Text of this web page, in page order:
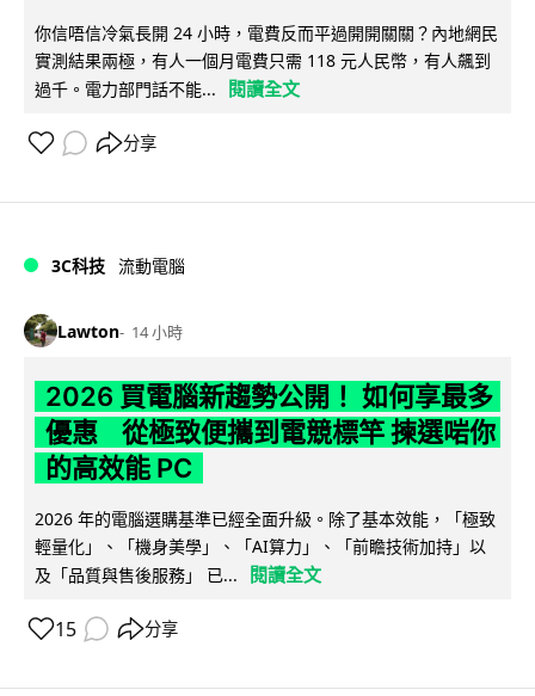
你信唔信冷氣長開 24 小時，電費反而平過開開關關？內地網民
實測結果兩極，有人一個月電費只需 118 元人民幣，有人飆到
過千。電力部門話不能...
閱讀全文
分享
3C科技 流動電腦
Lawton 14 小時
2026 買電腦新趨勢公開！ 如何享最多
優惠 從極致便攜到電競標竿 揀選啱你
的高效能 PC
2026 年的電腦選購基準已經全面升級。除了基本效能，「極致
輕量化」、「機身美學」、「AI算力」、「前瞻技術加持」以
及「品質與售後服務」 已...
閱讀全文
15 分享